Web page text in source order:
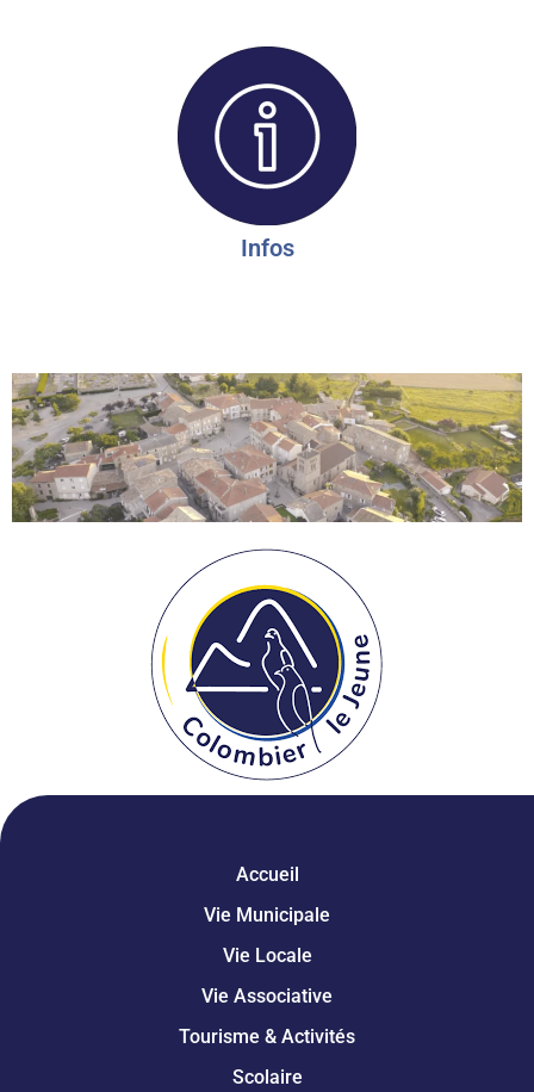
Infos
Accueil
Vie Municipale
Vie Locale
Vie Associative
Tourisme & Activités
Scolaire